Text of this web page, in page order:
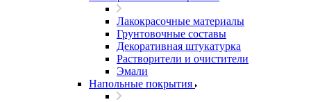
Лакокрасочные материалы
Грунтовочные составы
Декоративная штукатурка
Растворители и очистители
Эмали
Напольные покрытия